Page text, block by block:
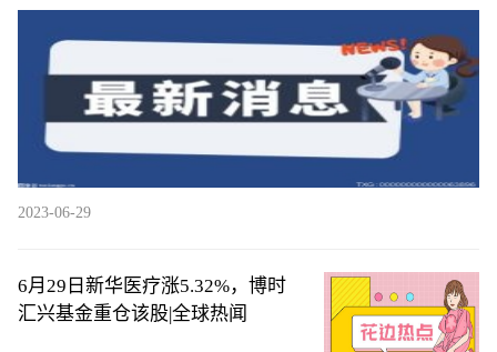
争
2023-06-29
6月29日新华医疗涨5.32%，博时
汇兴基金重仓该股|全球热闻